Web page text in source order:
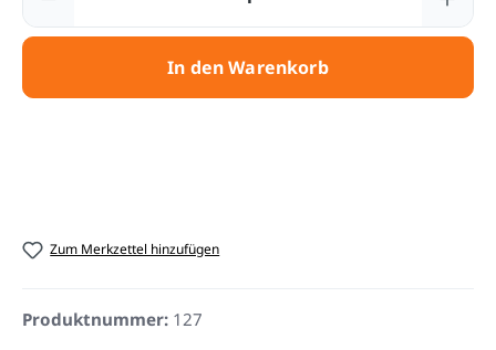
In den Warenkorb
Zum Merkzettel hinzufügen
Produktnummer: 127